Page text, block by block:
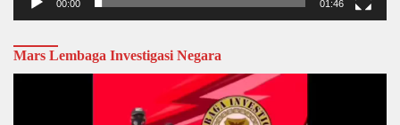
00:00 01:46
Mars Lembaga Investigasi Negara